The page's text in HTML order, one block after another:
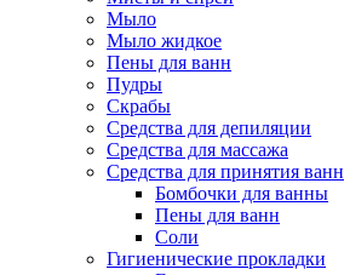
Мыло
Мыло жидкое
Пены для ванн
Пудры
Скрабы
Средства для депиляции
Средства для массажа
Средства для принятия ванн
Бомбочки для ванны
Пены для ванн
Соли
Гигиенические прокладки